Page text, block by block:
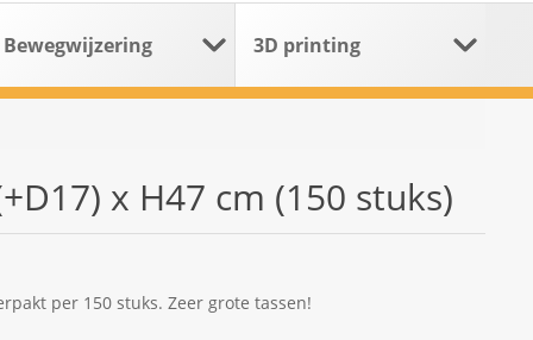
Bewegwijzering 3D printing
x H47 cm (150 stuks)
per 150 stuks. Zeer grote tassen!